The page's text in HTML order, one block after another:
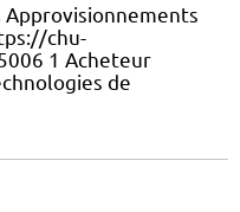
Approvisionnements
chu-
1 Acheteur
de